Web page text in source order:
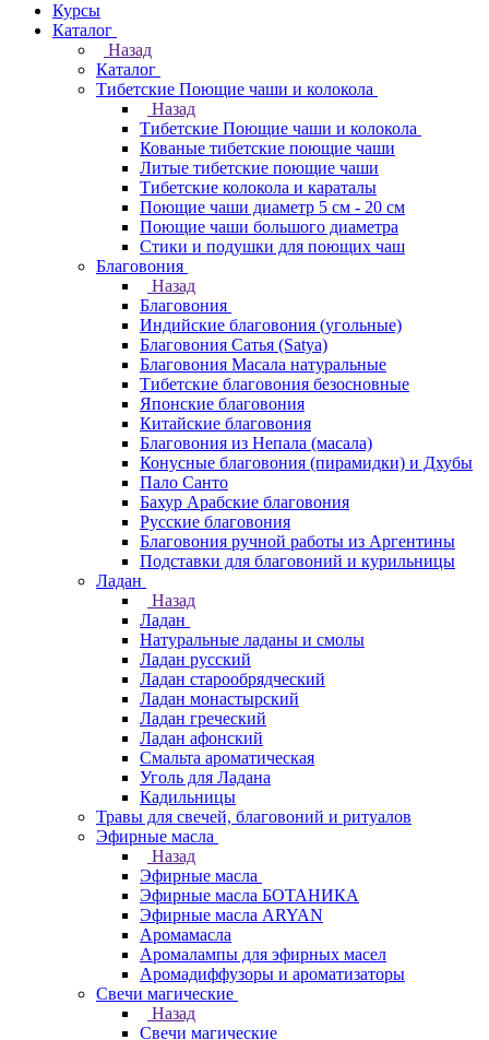
Курсы
Каталог
Назад
Каталог
Тибетские Поющие чаши и колокола
Назад
Тибетские Поющие чаши и колокола
Кованые тибетские поющие чаши
Литые тибетские поющие чаши
Тибетские колокола и караталы
Поющие чаши диаметр 5 см - 20 см
Поющие чаши большого диаметра
Стики и подушки для поющих чаш
Благовония
Назад
Благовония
Индийские благовония (угольные)
Благовония Сатья (Satya)
Благовония Масала натуральные
Тибетские благовония безосновные
Японские благовония
Китайские благовония
Благовония из Непала (масала)
Конусные благовония (пирамидки) и Дхубы
Пало Санто
Бахур Арабские благовония
Русские благовония
Благовония ручной работы из Аргентины
Подставки для благовоний и курильницы
Ладан
Назад
Ладан
Натуральные ладаны и смолы
Ладан русский
Ладан старообрядческий
Ладан монастырский
Ладан греческий
Ладан афонский
Смальта ароматическая
Уголь для Ладана
Кадильницы
Травы для свечей, благовоний и ритуалов
Эфирные масла
Назад
Эфирные масла
Эфирные масла БОТАНИКА
Эфирные масла ARYAN
Аромамасла
Аромалампы для эфирных масел
Аромадиффузоры и ароматизаторы
Свечи магические
Назад
Свечи магические